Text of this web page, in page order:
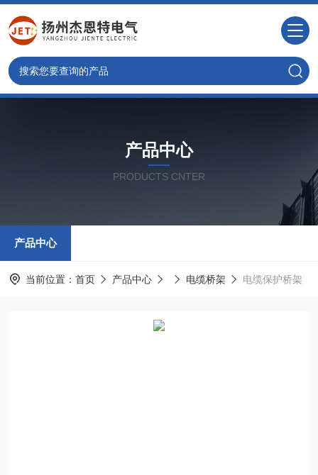
产品中心
PRODUCTS CNTER
产品中心
当前位置： 首页 产品中心 电缆桥架 电缆保护桥架